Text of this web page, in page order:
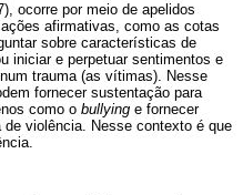
ocorre por meio de apelidos
afirmativas, como as cotas
sobre características de
iniciar e perpetuar sentimentos e
trauma (as vítimas). Nesse
fornecer sustentação para
como o bullying e fornecer
violência. Nesse contexto é que